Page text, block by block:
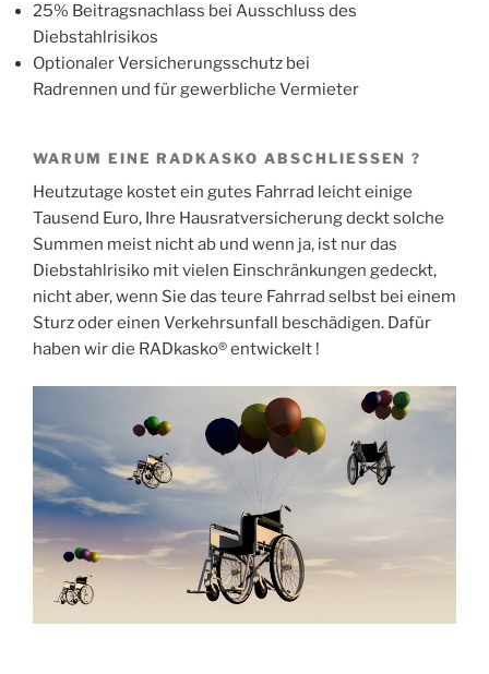
25% Beitragsnachlass bei Ausschluss des
Diebstahlrisikos
Optionaler Versicherungsschutz bei
Radrennen und für gewerbliche Vermieter
WARUM EINE RADKASKO ABSCHLIESSEN ?
Heutzutage kostet ein gutes Fahrrad leicht einige
Tausend Euro, Ihre Hausratversicherung deckt solche
Summen meist nicht ab und wenn ja, ist nur das
Diebstahlrisiko mit vielen Einschränkungen gedeckt,
nicht aber, wenn Sie das teure Fahrrad selbst bei einem
Sturz oder einen Verkehrsunfall beschädigen. Dafür
haben wir die RADkasko® entwickelt !